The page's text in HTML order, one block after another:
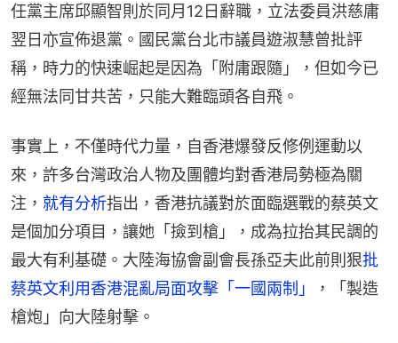
任黨主席邱顯智則於同月12日辭職，立法委員洪慈庸
翌日亦宣佈退黨。國民黨台北市議員遊淑慧曾批評
稱，時力的快速崛起是因為「附庸跟隨」，但如今已
經無法同甘共苦，只能大難臨頭各自飛。
事實上，不僅時代力量，自香港爆發反修例運動以
來，許多台灣政治人物及團體均對香港局勢極為關
注， 就有分析指出，香港抗議對於面臨選戰的蔡英文
是個加分項目，讓她「撿到槍」，成為拉抬其民調的
最大有利基礎。大陸海協會副會長孫亞夫此前則狠批
蔡英文利用香港混亂局面攻擊「一國兩制」
，「製造
槍炮」向大陸射擊。